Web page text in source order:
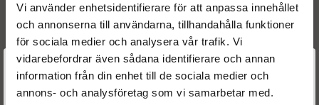
Vi använder enhetsidentifierare för att anpassa innehållet
och annonserna till användarna, tillhandahålla funktioner
för sociala medier och analysera vår trafik. Vi
vidarebefordrar även sådana identifierare och annan
information från din enhet till de sociala medier och
annons- och analysföretag som vi samarbetar med.
Motorkod(er):
Z17DTH
Tillverkningsdatum:
2004 - 2007
Välkommen till